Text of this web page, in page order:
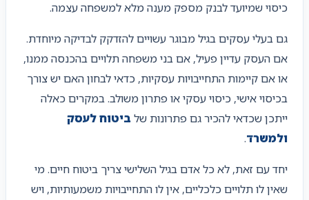
כיסוי שמיועד לבנק מספק מענה מלא למשפחה עצמה.
גם בעלי עסקים בגיל מבוגר עשויים להזדקק לבדיקה מיוחדת.
אם העסק עדיין פעיל, אם בני משפחה תלויים בהכנסה ממנו,
או אם קיימות התחייבויות עסקיות, כדאי לבחון האם יש צורך
בכיסוי אישי, כיסוי עסקי או פתרון משולב. במקרים כאלה
ייתכן שכדאי להכיר גם פתרונות שלביטוח לעסק
ולמשרד.
יחד עם זאת, לא כל אדם בגיל השלישי צריך ביטוח חיים. מי
שאין לו תלויים כלכליים, אין לו התחייבויות משמעותיות, ויש